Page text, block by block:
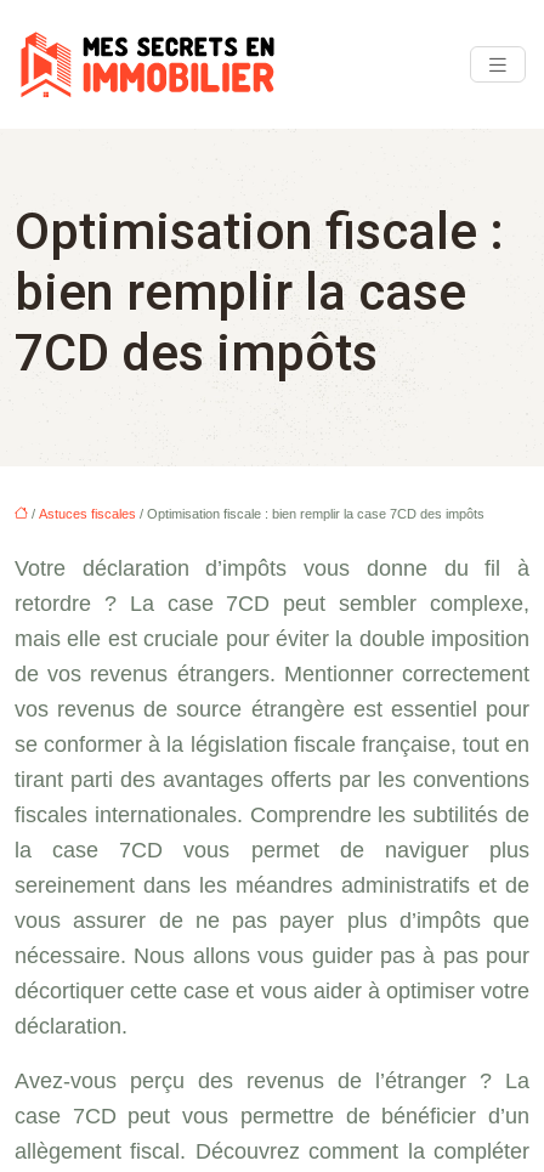
Optimisation fiscale :
bien remplir la case
7CD des impôts
/ Astuces fiscales / Optimisation fiscale : bien remplir la case 7CD des impôts
Votre déclaration d’impôts vous donne du fil à
retordre ? La case 7CD peut sembler complexe,
mais elle est cruciale pour éviter la double imposition
de vos revenus étrangers. Mentionner correctement
vos revenus de source étrangère est essentiel pour
se conformer à la législation fiscale française, tout en
tirant parti des avantages offerts par les conventions
fiscales internationales. Comprendre les subtilités de
la case 7CD vous permet de naviguer plus
sereinement dans les méandres administratifs et de
vous assurer de ne pas payer plus d’impôts que
nécessaire. Nous allons vous guider pas à pas pour
décortiquer cette case et vous aider à optimiser votre
déclaration.
Avez-vous perçu des revenus de l’étranger ? La
case 7CD peut vous permettre de bénéficier d’un
allègement fiscal. Découvrez comment la compléter